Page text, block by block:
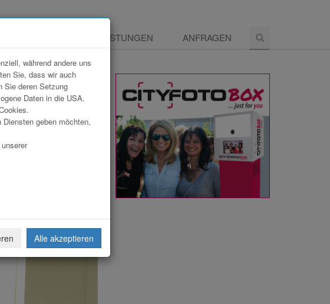
LEISTUNGEN ANFRAGEN
Weiterleiten
während andere uns
Sie, dass wir auch
Sie deren Setzung
Daten in die USA.
geben möchten,
Alle akzeptieren